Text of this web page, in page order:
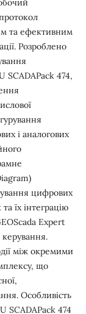
та ефективним
Розроблено
SCADAPack 474,
і аналогових
цифрових
їх інтеграцію
Expert
між окремими
що
Особливість
SCADAPack 474